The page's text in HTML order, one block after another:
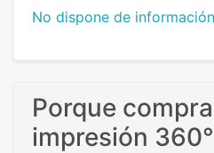
No dispone de
Porque
impresión